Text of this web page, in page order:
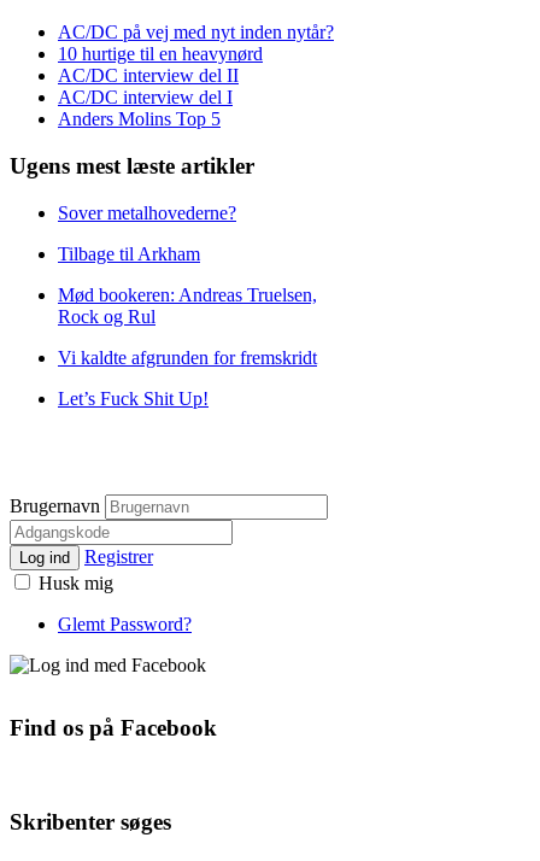
AC/DC på vej med nyt inden nytår?
10 hurtige til en heavynørd
AC/DC interview del II
AC/DC interview del I
Anders Molins Top 5
Ugens mest læste artikler
Sover metalhovederne?
Tilbage til Arkham
Mød bookeren: Andreas Truelsen,
Rock og Rul
Vi kaldte afgrunden for fremskridt
Let’s Fuck Shit Up!
Brugernavn
Log ind
Registrer
Husk mig
Glemt Password?
Find os på Facebook
Skribenter søges